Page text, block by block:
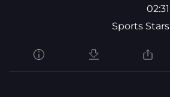
02:31
Sports Stars